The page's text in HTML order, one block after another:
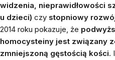
widzenia, nieprawidłowości
u dzieci) czy stopniowy
2014 roku pokazuje, że
homocysteiny jest związany
zmniejszoną gęstością kości.